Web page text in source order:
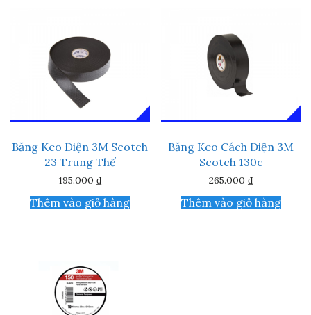
Băng Keo Điện 3M Scotch
23 Trung Thế
195.000 ₫
Thêm vào giỏ hàng
Băng Keo Cách Điện 3M
Scotch 130c
265.000₫
Thêm vào giỏ hàng